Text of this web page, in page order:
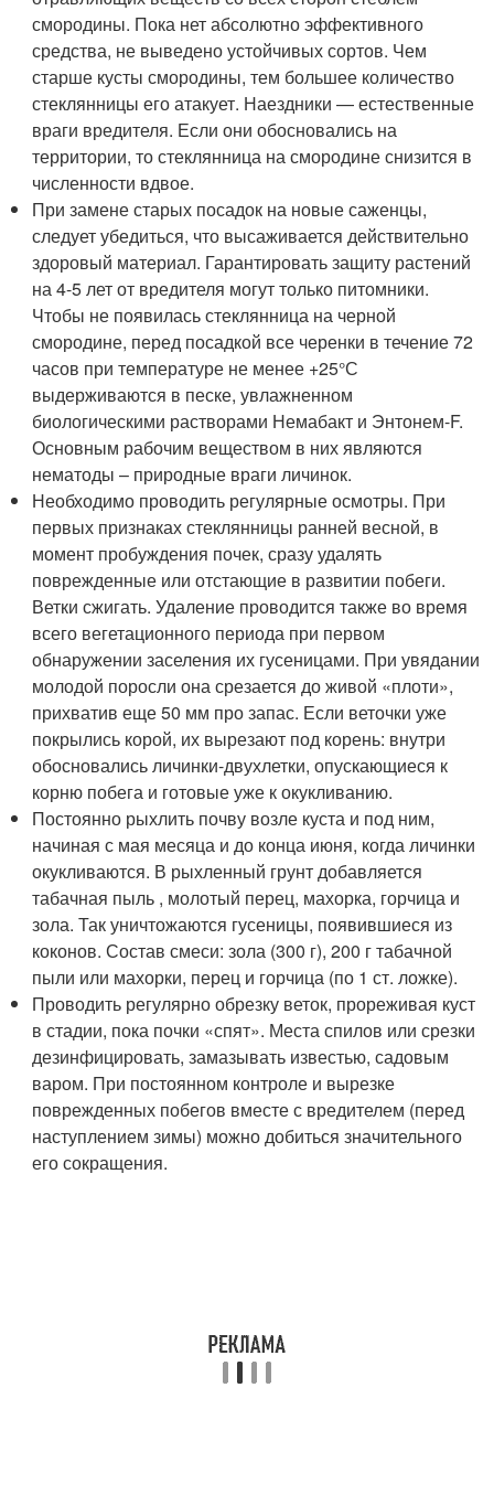
смородины. Пока нет абсолютно эффективного
средства, не выведено устойчивых сортов. Чем
старше кусты смородины, тем большее количество
стеклянницы его атакует. Наездники — естественные
враги вредителя. Если они обосновались на
территории, то стеклянница на смородине снизится в
численности вдвое.
При замене старых посадок на новые саженцы,
следует убедиться, что высаживается действительно
здоровый материал. Гарантировать защиту растений
на 4-5 лет от вредителя могут только питомники.
Чтобы не появилась стеклянница на черной
смородине, перед посадкой все черенки в течение 72
часов при температуре не менее +25°С
выдерживаются в песке, увлажненном
биологическими растворами Немабакт и Энтонем-F.
Основным рабочим веществом в них являются
нематоды – природные враги личинок.
Необходимо проводить регулярные осмотры. При
первых признаках стеклянницы ранней весной, в
момент пробуждения почек, сразу удалять
поврежденные или отстающие в развитии побеги.
Ветки сжигать. Удаление проводится также во время
всего вегетационного периода при первом
обнаружении заселения их гусеницами. При увядании
молодой поросли она срезается до живой «плоти»,
прихватив еще 50 мм про запас. Если веточки уже
покрылись корой, их вырезают под корень: внутри
обосновались личинки-двухлетки, опускающиеся к
корню побега и готовые уже к окукливанию.
Постоянно рыхлить почву возле куста и под ним,
начиная с мая месяца и до конца июня, когда личинки
окукливаются. В рыхленный грунт добавляется
табачная пыль , молотый перец, махорка, горчица и
зола. Так уничтожаются гусеницы, появившиеся из
коконов. Состав смеси: зола (300 г), 200 г табачной
пыли или махорки, перец и горчица (по 1 ст. ложке).
Проводить регулярно обрезку веток, прореживая куст
в стадии, пока почки «спят». Места спилов или срезки
дезинфицировать, замазывать известью, садовым
варом. При постоянном контроле и вырезке
поврежденных побегов вместе с вредителем (перед
наступлением зимы) можно добиться значительного
его сокращения.